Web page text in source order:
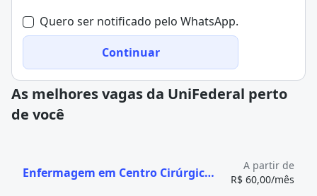
Quero ser notificado pelo WhatsApp.
Continuar
As melhores vagas da UniFederal perto
de você
Enfermagem em Centro Cirúrgico e Central de Material
A partir de
R$ 60,00/mês